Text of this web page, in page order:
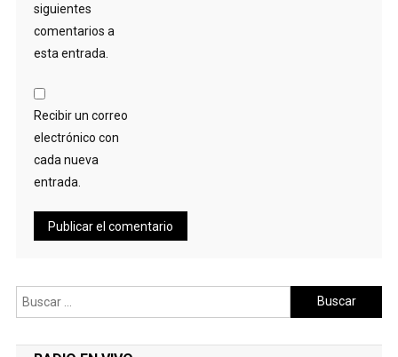
siguientes
comentarios a
esta entrada.
Recibir un correo
electrónico con
cada nueva
entrada.
Buscar: